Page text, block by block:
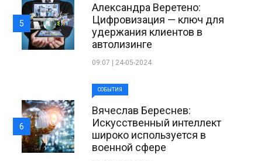
Александра Веретено:
Цифровизация — ключ для
удержания клиентов в
автолизинге
09:07 | 24-05-2024
5
СОБЫТИЯ
Вячеслав Береснев:
Искусственный интеллект
широко используется в
военной сфере
6